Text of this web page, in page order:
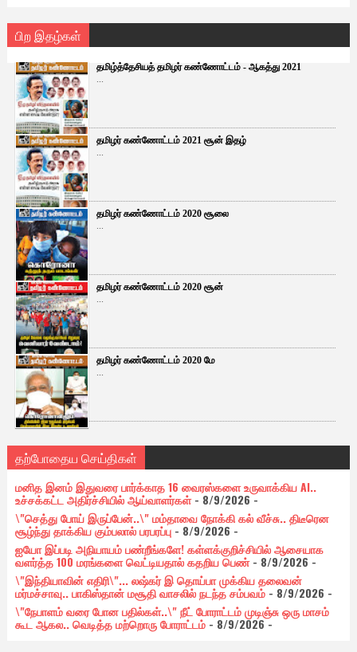
பிற இதழ்கள்
தமிழ்த்தேசியத் தமிழர் கண்ணோட்டம் - ஆகத்து 2021
...
தமிழர் கண்ணோட்டம் 2021 சூன் இதழ்
...
தமிழர் கண்ணோட்டம் 2020 சூலை
...
தமிழர் கண்ணோட்டம் 2020 சூன்
...
தமிழர் கண்ணோட்டம் 2020 மே
...
தற்போதைய செய்திகள்
மனித இனம் இதுவரை பார்க்காத 16 வைரஸ்களை உருவாக்கிய AI..
உச்சக்கட்ட அதிர்ச்சியில் ஆய்வாளர்கள்- 8/9/2026-
\"செத்து போய் இருப்பேன்..\" மம்தாவை நோக்கி கல் வீச்சு.. திடீரென
சூழ்ந்து தாக்கிய கும்பலால் பரபரப்பு- 8/9/2026 -
ஐயோ இப்படி அநியாயம் பண்றீங்களே! கள்ளக்குறிச்சியில் ஆசையாக
வளர்த்த 100 மரங்களை வெட்டியதால் கதறிய பெண்- 8/9/2026 -
\"இந்தியாவின் எதிரி\"... லஷ்கர் இ தொய்பா முக்கிய தலைவன்
மர்மச்சாவு.. பாகிஸ்தான் மசூதி வாசலில் நடந்த சம்பவம்- 8/9/2026 -
\"நேபாளம் வரை போன பதில்கள்..\" நீட் போராட்டம் முடிஞ்சு ஒரு மாசம்
கூட ஆகல.. வெடித்த மற்றொரு போராட்டம்- 8/9/2026-